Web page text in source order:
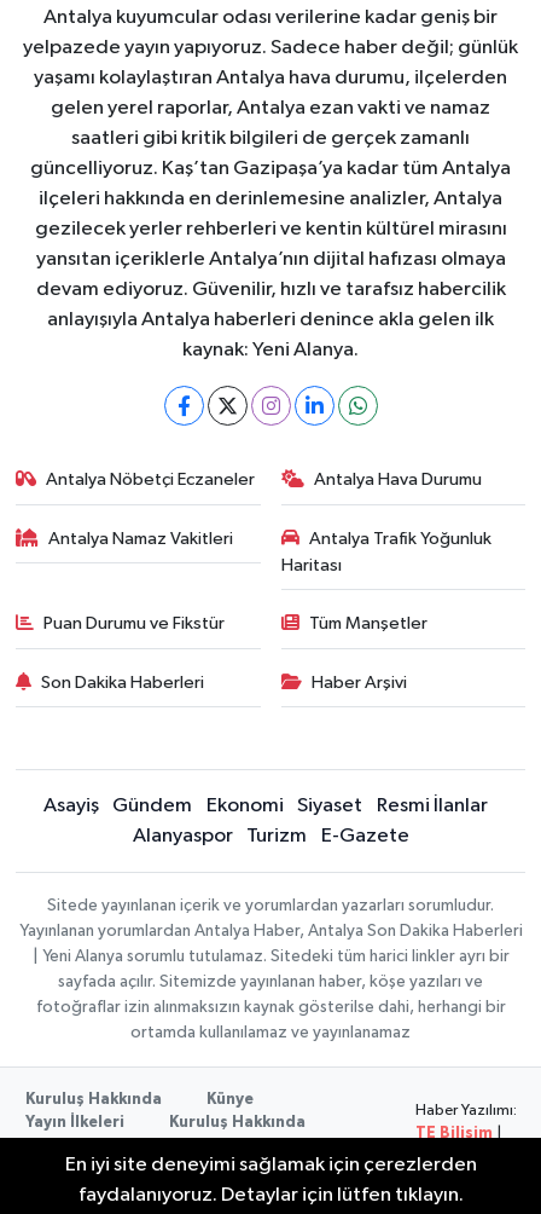
Antalya kuyumcular odası verilerine kadar geniş bir
yelpazede yayın yapıyoruz. Sadece haber değil; günlük
yaşamı kolaylaştıran Antalya hava durumu, ilçelerden
gelen yerel raporlar, Antalya ezan vakti ve namaz
saatleri gibi kritik bilgileri de gerçek zamanlı
güncelliyoruz. Kaş’tan Gazipaşa’ya kadar tüm Antalya
ilçeleri hakkında en derinlemesine analizler, Antalya
gezilecek yerler rehberleri ve kentin kültürel mirasını
yansıtan içeriklerle Antalya’nın dijital hafızası olmaya
devam ediyoruz. Güvenilir, hızlı ve tarafsız habercilik
anlayışıyla Antalya haberleri denince akla gelen ilk
kaynak: Yeni Alanya.
Antalya Nöbetçi Eczaneler Antalya Hava Durumu
Antalya Namaz Vakitleri
Antalya Trafik Yoğunluk
Haritası
Puan Durumu ve Fikstür Tüm Manşetler
Son Dakika Haberleri Haber Arşivi
Asayiş Gündem Ekonomi Siyaset
Resmi İlanlar
Alanyaspor
Turizm E-Gazete
Sitede yayınlanan içerik ve yorumlardan yazarları sorumludur.
Yayınlanan yorumlardan Antalya Haber, Antalya Son Dakika Haberleri
| Yeni Alanya sorumlu tutulamaz. Sitedeki tüm harici linkler ayrı bir
sayfada açılır. Sitemizde yayınlanan haber, köşe yazıları ve
fotoğraflar izin alınmaksızın kaynak gösterilse dahi, herhangi bir
ortamda kullanılamaz ve yayınlanamaz
Kuruluş Hakkında
Künye
Yayın İlkeleri
Kuruluş Hakkında
Kullanım Şartları
Haber Yazılımı:
TE Bilişim
Copyright ©
En iyi site deneyimi sağlamak için çerezlerden
faydalanıyoruz. Detaylar için lütfen tıklayın.